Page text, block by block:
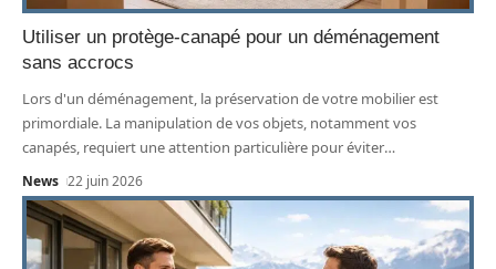
Utiliser un protège-canapé pour un déménagement
sans accrocs
Lors d'un déménagement, la préservation de votre mobilier est
primordiale. La manipulation de vos objets, notamment vos
canapés, requiert une attention particulière pour éviter…
News 22 juin 2026